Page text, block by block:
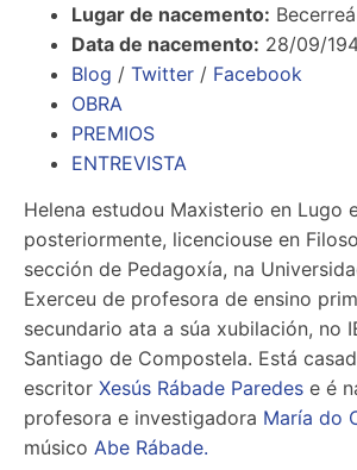
Lugar de nacemento:
Data de nacemento: 28/09/
Blog / Twitter / Facebook
OBRA
PREMIOS
ENTREVISTA
Helena estudou Maxisterio en Lugo
posteriormente, licenciouse en
sección de Pedagoxía, na
Exerceu de profesora de ensino
secundario ata a súa xubilación, no
Santiago de Compostela. Está
escritor Xesús Rábade Paredes e é
profesora e investigadora María do
músico Abe Rábade.